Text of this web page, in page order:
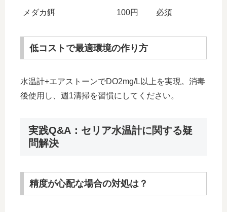
メダカ餌
100円 必須
低コストで最適環境の作り方
水温計+エアストーンでDO2mg/L以上を実現。消毒
後使用し、週1清掃を習慣にしてください。
実践Q&A：セリア水温計に関する疑
問解決
精度が心配な場合の対処は？